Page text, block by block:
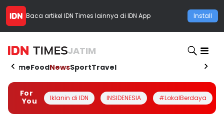
Baca artikel IDN Times lainnya di IDN App Install
JATIM
HomeFoodNewsSportTravel
For
You
Iklanin di IDN INSIDENESIA #LokalBerdaya